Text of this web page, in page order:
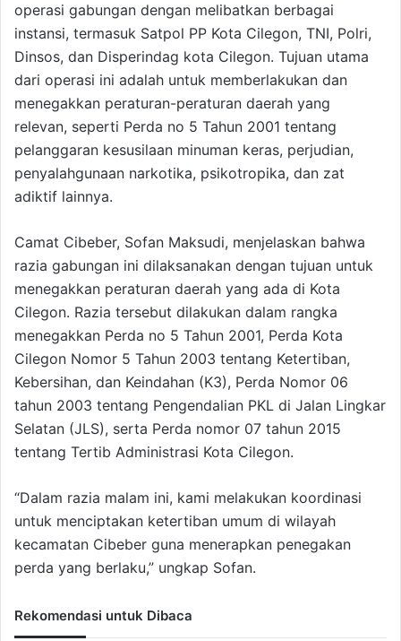
operasi gabungan dengan melibatkan berbagai
instansi, termasuk Satpol PP Kota Cilegon, TNI, Polri,
Dinsos, dan Disperindag kota Cilegon. Tujuan utama
dari operasi ini adalah untuk memberlakukan dan
menegakkan peraturan-peraturan daerah yang
relevan, seperti Perda no 5 Tahun 2001 tentang
pelanggaran kesusilaan minuman keras, perjudian,
penyalahgunaan narkotika, psikotropika, dan zat
adiktif lainnya.
Camat Cibeber, Sofan Maksudi, menjelaskan bahwa
razia gabungan ini dilaksanakan dengan tujuan untuk
menegakkan peraturan daerah yang ada di Kota
Cilegon. Razia tersebut dilakukan dalam rangka
menegakkan Perda no 5 Tahun 2001, Perda Kota
Cilegon Nomor 5 Tahun 2003 tentang Ketertiban,
Kebersihan, dan Keindahan (K3), Perda Nomor 06
tahun 2003 tentang Pengendalian PKL di Jalan Lingkar
Selatan (JLS), serta Perda nomor 07 tahun 2015
tentang Tertib Administrasi Kota Cilegon.
“Dalam razia malam ini, kami melakukan koordinasi
untuk menciptakan ketertiban umum di wilayah
kecamatan Cibeber guna menerapkan penegakan
perda yang berlaku,” ungkap Sofan.
Rekomendasi untuk Dibaca